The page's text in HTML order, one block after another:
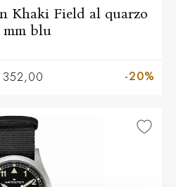
Khaki Field al quarzo
mm blu
-20%